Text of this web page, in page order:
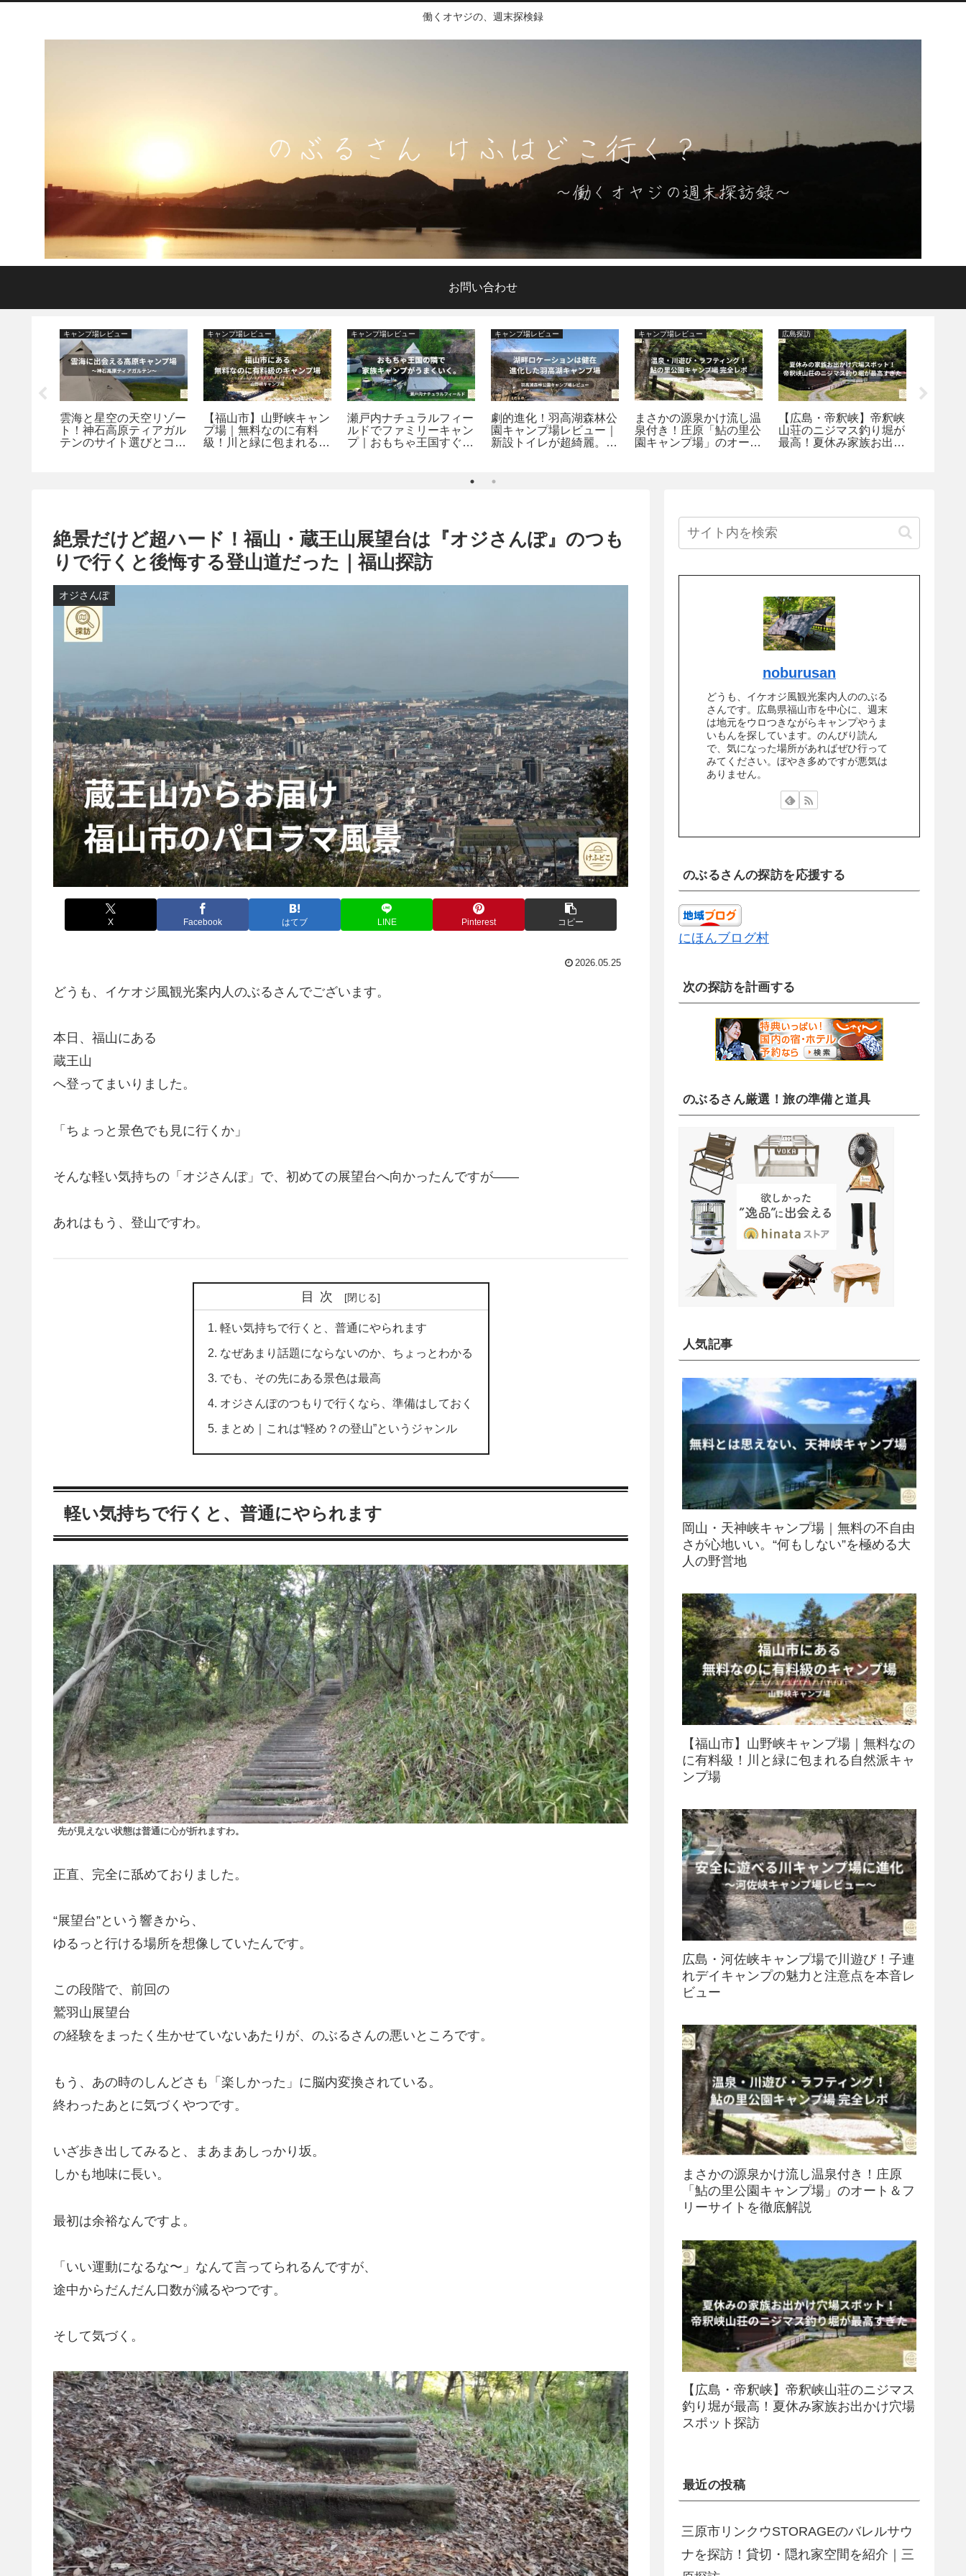
働くオヤジの、週末探検録
お問い合わせ
キャンプ場レビュー
雲海と星空の天空リゾー
ト！神石高原ティアガル
テンのサイト選びとコテ
キャンプ場レビュー
【福山市】山野峡キャン
プ場｜無料なのに有料
級！川と緑に包まれる自
キャンプ場レビュー
瀬戸内ナチュラルフィー
ルドでファミリーキャン
プ｜おもちゃ王国すぐ
キャンプ場レビュー
劇的進化！羽高湖森林公
園キャンプ場レビュー｜
新設トイレが超綺麗。料
プ探訪
キャンプ場レビュー
まさかの源泉かけ流し温
泉付き！庄原「鮎の里公
園キャンプ場」のオート
広島探訪
【広島・帝釈峡】帝釈峡
山荘のニジマス釣り堀が
最高！夏休み家族お出か
絶景だけど超ハード！福山・蔵王山展望台は『オジさんぽ』のつも
りで行くと後悔する登山道だった｜福山探訪
オジさんぽ
X Facebook はてブ LINE Pinterest コピー
2026.05.25
どうも、イケオジ風観光案内人のぶるさんでございます。
本日、福山にある
蔵王山
へ登ってまいりました。
「ちょっと景色でも見に行くか」
そんな軽い気持ちの「オジさんぽ」で、初めての展望台へ向かったんですが——
あれはもう、登山ですわ。
目次
軽い気持ちで行くと、普通にやられます
なぜあまり話題にならないのか、ちょっとわかる
でも、その先にある景色は最高
オジさんぽのつもりで行くなら、準備はしておく
まとめ｜これは“軽め？の登山”というジャンル
軽い気持ちで行くと、普通にやられます
先が見えない状態は普通に心が折れますわ。
正直、完全に舐めておりました。
“展望台”という響きから、
ゆるっと行ける場所を想像していたんです。
この段階で、前回の
鷲羽山展望台
の経験をまったく生かせていないあたりが、のぶるさんの悪いところです。
もう、あの時のしんどさも「楽しかった」に脳内変換されている。
終わったあとに気づくやつです。
いざ歩き出してみると、まあまあしっかり坂。
しかも地味に長い。
最初は余裕なんですよ。
「いい運動になるな〜」なんて言ってられるんですが、
途中からだんだん口数が減るやつです。
そして気づく。
noburusan
どうも、イケオジ風観光案内人ののぶる
さんです。広島県福山市を中心に、週末
は地元をウロつきながらキャンプやうま
いもんを探しています。のんびり読ん
で、気になった場所があればぜひ行って
みてください。ぼやき多めですが悪気は
ありません。
のぶるさんの探訪を応援する
にほんブログ村
次の探訪を計画する
のぶるさん厳選！旅の準備と道具
人気記事
岡山・天神峡キャンプ場｜無料の不自由
さが心地いい。“何もしない”を極める大
人の野営地
【福山市】山野峡キャンプ場｜無料なの
に有料級！川と緑に包まれる自然派キャ
ンプ場
広島・河佐峡キャンプ場で川遊び！子連
れデイキャンプの魅力と注意点を本音レ
ビュー
まさかの源泉かけ流し温泉付き！庄原
「鮎の里公園キャンプ場」のオート＆フ
リーサイトを徹底解説
【広島・帝釈峡】帝釈峡山荘のニジマス
釣り堀が最高！夏休み家族お出かけ穴場
スポット探訪
最近の投稿
三原市リンクウSTORAGEのバレルサウ
ナを探訪！貸切・隠れ家空間を紹介｜三